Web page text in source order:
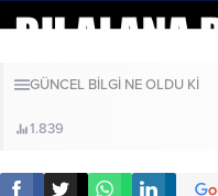
GÜNCEL BİLGİ NE OLDU Kİ
1.839